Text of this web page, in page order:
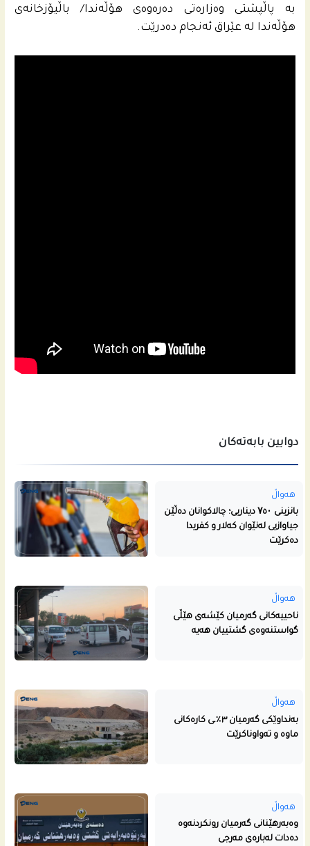
به‌ پاڵپشتى وه‌زاره‌تى ده‌ره‌وه‌ى هۆڵه‌ندا/ باڵیۆزخانه‌ى
هۆڵه‌ندا له‌ عێراق ئه‌نجام ده‌درێت.
دوایین بابەتەکان
هەواڵ
بانزینی ۷٥۰ دیناریی؛ چالاکوانان دەڵێن
جیاوازیی لەنێوان کەلار و کفریدا
دەکرێت
هەواڵ
ناحییه‌كانى گه‌رمیان كێشه‌ى هێڵى
گواستنه‌وه‌ى گشتییان هه‌یه‌
هەواڵ
بەنداوێکی گەرمیان ٣٪ـی کارەکانی
ماوە و تەواوناکرێت
هەواڵ
وەبەرهێنانی گەرمیان رونکردنەوە
دەدات لەبارەی مەرجی